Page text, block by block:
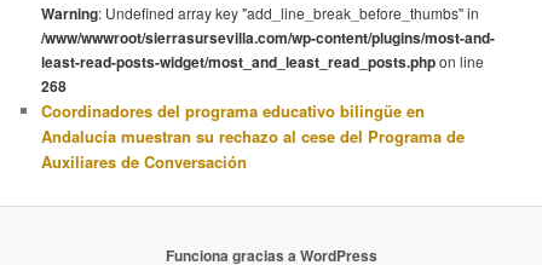
Warning: Undefined array key "add_line_break_before_thumbs" in
/www/wwwroot/sierrasursevilla.com/wp-content/plugins/most-and-
least-read-posts-widget/most_and_least_read_posts.phpon line
268
Coordinadores del programa educativo bilingüe en
Andalucía muestran su rechazo al cese del Programa de
Auxiliares de Conversación
Funciona gracias a WordPress